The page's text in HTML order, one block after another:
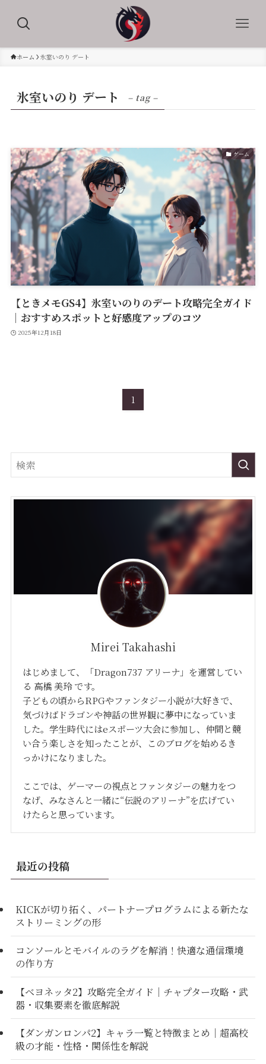
ホーム 氷室いのり デート
氷室いのり デート – tag –
ゲーム
【ときメモGS4】氷室いのりのデート攻略完全ガイド
｜おすすめスポットと好感度アップのコツ
2025年12月18日
1
Mirei Takahashi
はじめまして、「Dragon737 アリーナ」を運営してい
る 高橋 美玲 です。
子どもの頃からRPGやファンタジー小説が大好きで、
気づけばドラゴンや神話の世界観に夢中になっていま
した。学生時代にはeスポーツ大会に参加し、仲間と競
い合う楽しさを知ったことが、このブログを始めるき
っかけになりました。
ここでは、ゲーマーの視点とファンタジーの魅力をつ
なげ、みなさんと一緒に“伝説のアリーナ”を広げてい
けたらと思っています。
最近の投稿
KICKが切り拓く、パートナープログラムによる新たな
ストリーミングの形
コンソールとモバイルのラグを解消！快適な通信環境
の作り方
【ベヨネッタ2】攻略完全ガイド｜チャプター攻略・武
器・収集要素を徹底解説
【ダンガンロンパ2】キャラ一覧と特徴まとめ｜超高校
級の才能・性格・関係性を解説